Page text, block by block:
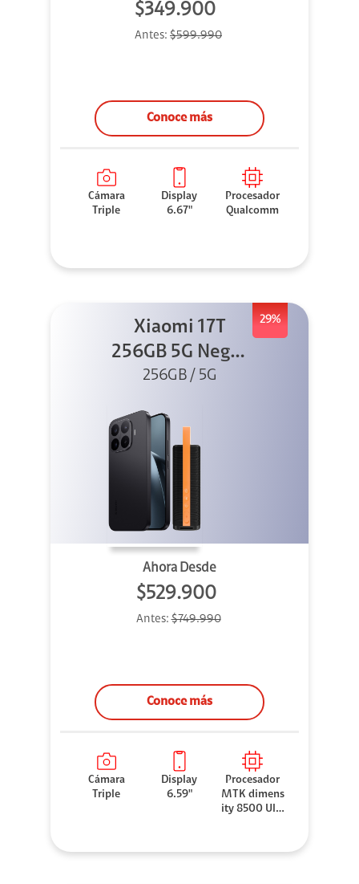
$349.900
Antes: $599.990
Conoce más
Cámara
Triple
Display
6.67"
Procesador
Qualcomm
29%
Xiaomi 17T
256GB 5G Negro
+ Sound
256GB / 5G
Ahora Desde
$529.900
Antes:$749.990
Conoce más
Cámara
Triple
Display
6.59"
Procesador
MTK dimens
ity 8500 Ultr